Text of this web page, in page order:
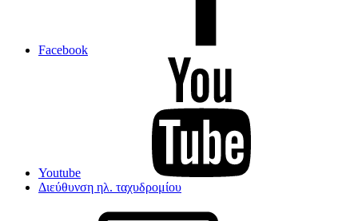
Facebook
Youtube
Διεύθυνση ηλ. ταχυδρομίου